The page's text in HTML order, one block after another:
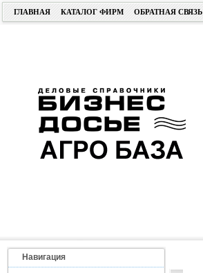
ГЛАВНАЯ КАТАЛОГ ФИРМ ОБРАТНАЯ СВЯЗЬ
Навигация